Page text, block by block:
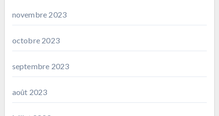
novembre 2023
octobre 2023
septembre 2023
août 2023